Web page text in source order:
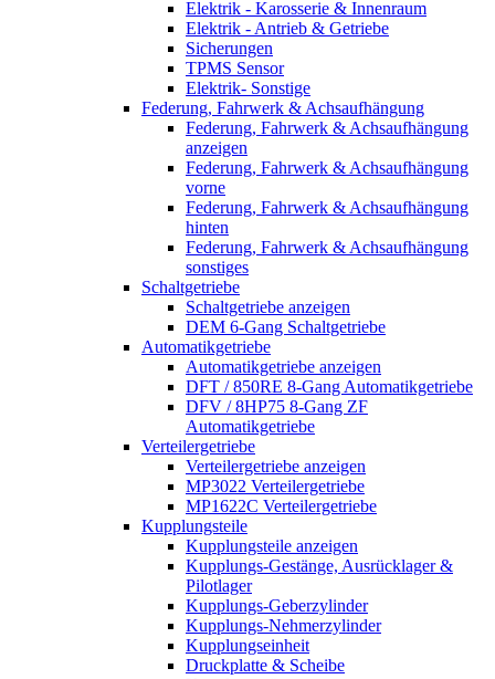
Elektrik - Karosserie & Innenraum
Elektrik - Antrieb & Getriebe
Sicherungen
TPMS Sensor
Elektrik- Sonstige
Federung, Fahrwerk & Achsaufhängung
Federung, Fahrwerk & Achsaufhängung
anzeigen
Federung, Fahrwerk & Achsaufhängung
vorne
Federung, Fahrwerk & Achsaufhängung
hinten
Federung, Fahrwerk & Achsaufhängung
sonstiges
Schaltgetriebe
Schaltgetriebe anzeigen
DEM 6-Gang Schaltgetriebe
Automatikgetriebe
Automatikgetriebe anzeigen
DFT / 850RE 8-Gang Automatikgetriebe
DFV / 8HP75 8-Gang ZF
Automatikgetriebe
Verteilergetriebe
Verteilergetriebe anzeigen
MP3022 Verteilergetriebe
MP1622C Verteilergetriebe
Kupplungsteile
Kupplungsteile anzeigen
Kupplungs-Gestänge, Ausrücklager &
Pilotlager
Kupplungs-Geberzylinder
Kupplungs-Nehmerzylinder
Kupplungseinheit
Druckplatte & Scheibe